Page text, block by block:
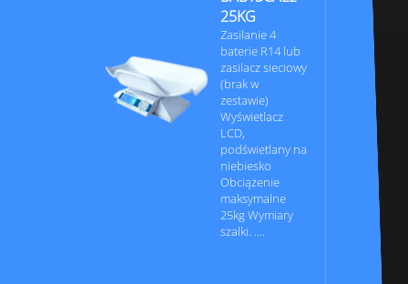
25KG
Zasilanie 4
baterie R14 lub
zasilacz sieciowy
(brak w
zestawie)
Wyświetlacz
LCD,
podświetlany na
niebiesko
Obciążenie
maksymalne
25kg Wymiary
szalki. ....